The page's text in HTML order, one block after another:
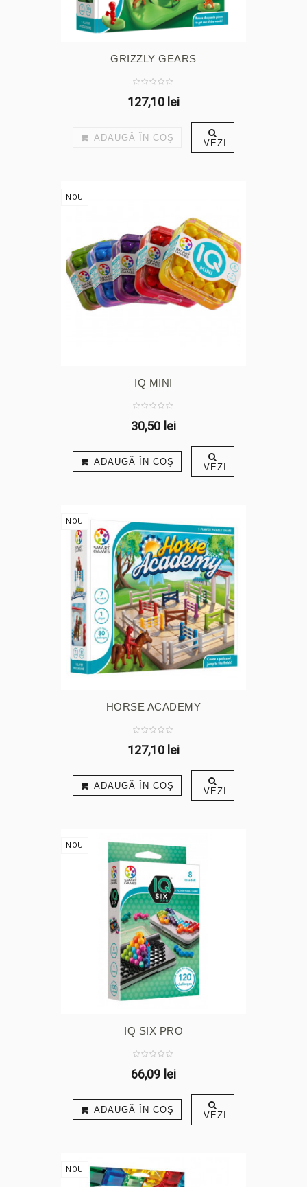
GRIZZLY GEARS
127,10 lei
ADAUGĂ ÎN COŞ VEZI
NOU
IQ MINI
30,50 lei
ADAUGĂ ÎN COŞ VEZI
NOU
HORSE ACADEMY
127,10 lei
ADAUGĂ ÎN COŞ VEZI
NOU
IQ SIX PRO
66,09 lei
ADAUGĂ ÎN COŞ VEZI
NOU